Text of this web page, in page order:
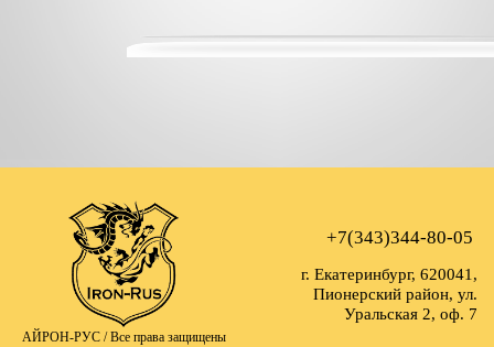
АЙРОН-РУС /Все права защищены
+7(343)344-80-05
г. Екатеринбург, 620041,
Пионерский район, ул.
Уральская 2, оф. 7